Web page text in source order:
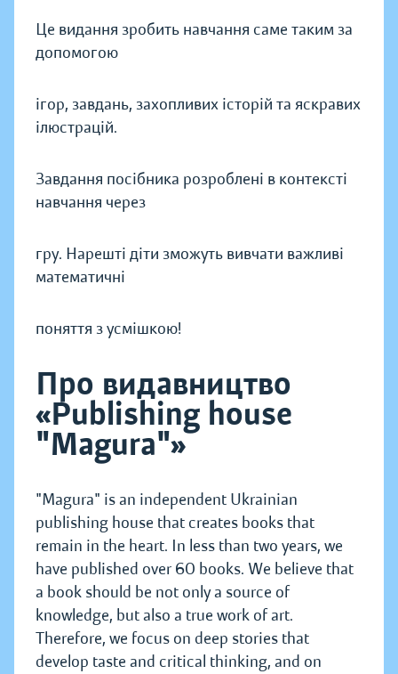
Це видання зробить навчання саме таким за
допомогою
ігор, завдань, захопливих історій та яскравих
ілюстрацій.
Завдання посібника розроблені в контексті
навчання через
гру. Нарешті діти зможуть вивчати важливі
математичні
поняття з усмішкою!
Про видавництво
«Publishing house
"Magura"»
"Magura" is an independent Ukrainian
publishing house that creates books that
remain in the heart. In less than two years, we
have published over 60 books. We believe that
a book should be not only a source of
knowledge, but also a true work of art.
Therefore, we focus on deep stories that
develop taste and critical thinking, and on